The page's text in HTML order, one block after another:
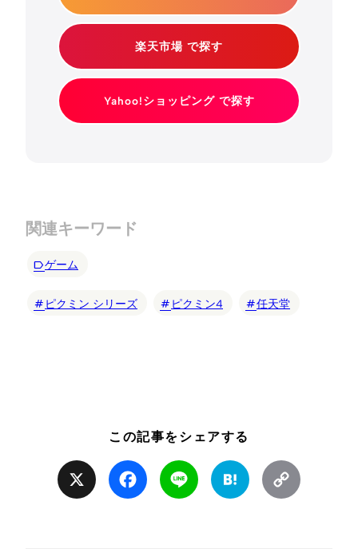
楽天市場 で探す
Yahoo!ショッピング で探す
関連キーワード
ゲーム
ピクミン シリーズ ピクミン4 任天堂
この記事をシェアする
Facebook Line Hatena